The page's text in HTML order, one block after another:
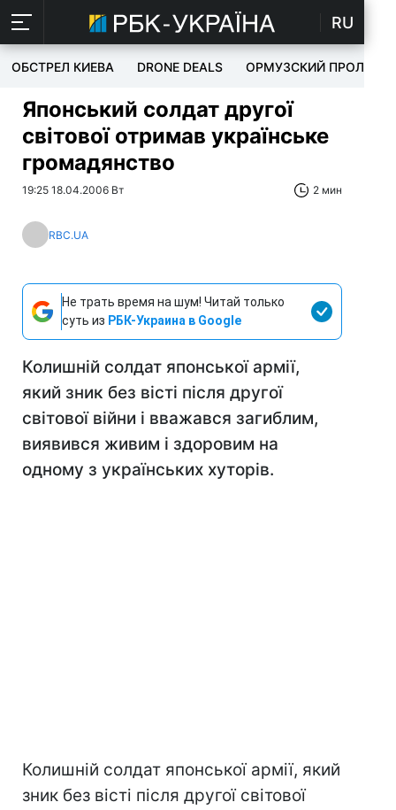
RU
ОБСТРЕЛ КИЕВА DRONE DEALS ОРМУЗСКИЙ ПРОЛИВ
Японський солдат другої
світової отримав українське
громадянство
19:25 18.04.2006 Вт 2 мин
RBC.UA
Не трать время на шум! Читай только
суть из РБК-Украина в Google
Колишній солдат японської армії,
який зник без вісті після другої
світової війни і вважався загиблим,
виявився живим і здоровим на
одному з українських хуторів.
Колишній солдат японської армії, який
зник без вісті після другої світової